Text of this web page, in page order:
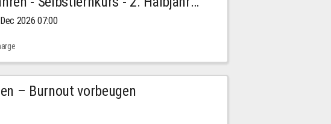
2026 07:00
– Burnout vorbeugen